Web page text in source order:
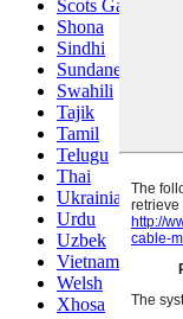
Scots Gaelic
Shona
Sindhi
Sundanese
Swahili
Tajik
Tamil
Telugu
Thai
Ukrainian
Urdu
Uzbek
Vietnamese
Welsh
Xhosa